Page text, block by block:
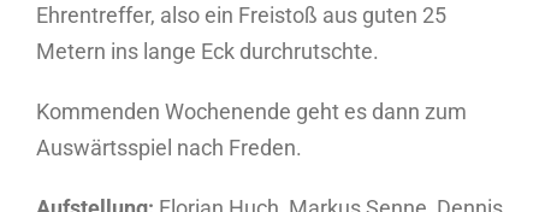
Ehrentreffer, also ein Freistoß aus guten 25
Metern ins lange Eck durchrutschte.
Kommenden Wochenende geht es dann zum
Auswärtsspiel nach Freden.